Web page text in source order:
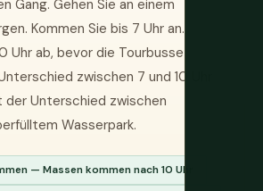
Gang. Gehen Sie an einem
Kommen Sie bis 7 Uhr an.
Uhr ab, bevor die Tourbusse
zwischen 7 und 10 Uhr
der Unterschied zwischen
Wasserpark.
— Massen kommen nach 10 Uhr